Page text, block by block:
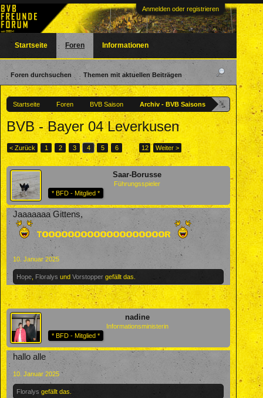
Anmelden oder registrieren
Startseite Foren BVB Saison Archiv - BVB Saisons
BVB - Bayer 04 Leverkusen
< Zurück 1 2 3 4 5 6 → 12 Weiter >
Saar-Borusse
Führungsspieler
* BFD - Mitglied *
Jaaaaaaa Gittens,
10. Januar 2025
Hope Floralys und Vorstopper gefällt das.
nadine
Informationsministerin
* BFD - Mitglied *
hallo alle
10. Januar 2025
Floralys gefällt das.
Startseite Foren
Foren durchsuchen Themen mit aktuellen Beiträgen
Informationen